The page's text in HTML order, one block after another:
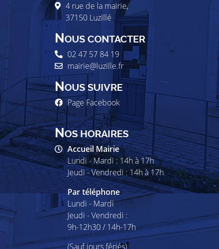
4 rue de la mairie,
37150 Luzillé
NOUS CONTACTER
02 47 57 84 19
mairie@luzille.fr
NOUS SUIVRE
Page Facebook
NOS HORAIRES
Accueil Mairie
Lundi - Mardi : 14h à 17h
Jeudi - Vendredi : 14h à 17h
Par téléphone
Lundi - Mardi
Jeudi - Vendredi :
9h-12h30 / 14h-17h
(Sauf jours fériés)